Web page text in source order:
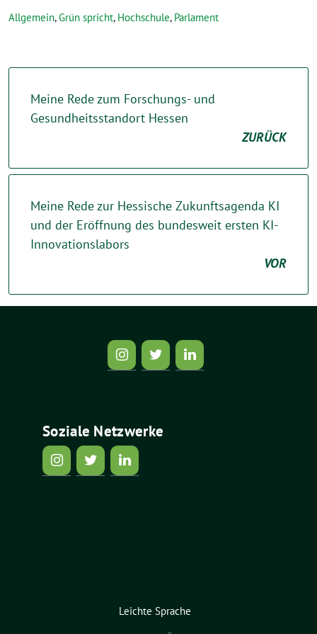
Allgemein,Grün spricht, Hochschule, Parlament
Meine Rede zum Forschungs- und
Gesundheitsstandort Hessen
ZURÜCK
Meine Rede zur Hessische Zukunftsagenda KI
und der Eröffnung des bundesweit ersten KI-
Innovationslabors
VOR
Soziale Netzwerke
Leichte Sprache